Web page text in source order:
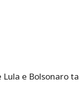
e Bolsonaro